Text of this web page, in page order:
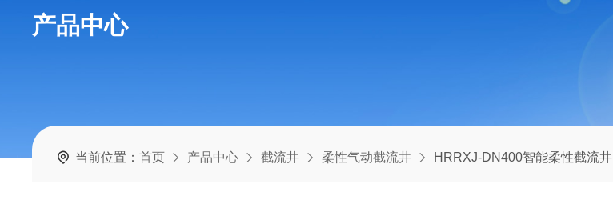
产品中心
当前位置：首页 产品中心 截流井 柔性气动截流井 HRRXJ-DN400智能柔性截流井桐庐安装